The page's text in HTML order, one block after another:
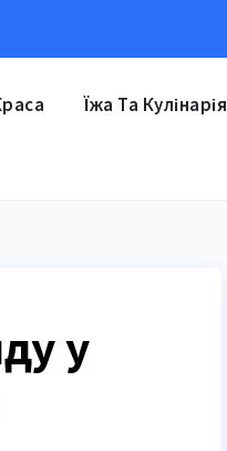
Їжа Та Кулінарія
у